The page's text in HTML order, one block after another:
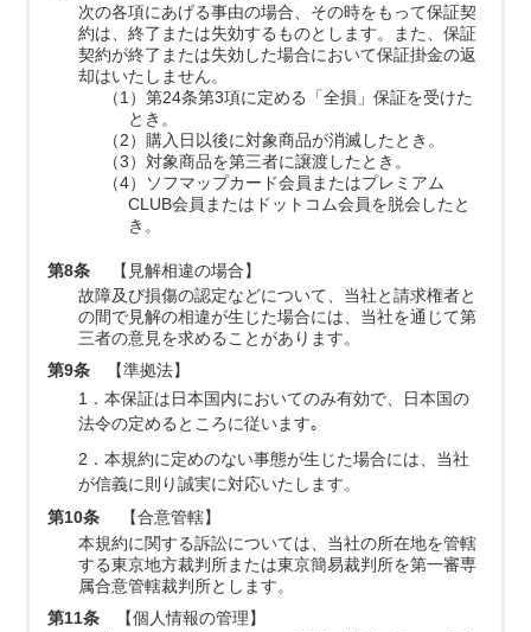
次の各項にあげる事由の場合、その時をもって保証契
約は、終了または失効するものとします。また、保証
契約が終了または失効した場合において保証掛金の返
却はいたしません。
（1）第24条第3項に定める「全損」保証を受けた
とき。
（2）購入日以後に対象商品が消滅したとき。
（3）対象商品を第三者に譲渡したとき。
（4）ソフマップカード会員またはプレミアム
CLUB会員またはドットコム会員を脱会したと
き。
第8条
【見解相違の場合】
故障及び損傷の認定などについて、当社と請求権者と
の間で見解の相違が生じた場合には、当社を通じて第
三者の意見を求めることがあります。
第9条
【準拠法】
1．本保証は日本国内においてのみ有効で、日本国の
法令の定めるところに従います｡
2．本規約に定めのない事態が生じた場合には、当社
が信義に則り誠実に対応いたします。
第10条
【合意管轄】
本規約に関する訴訟については、当社の所在地を管轄
する東京地方裁判所または東京簡易裁判所を第一審専
属合意管轄裁判所とします。
第11条
【個人情報の管理】